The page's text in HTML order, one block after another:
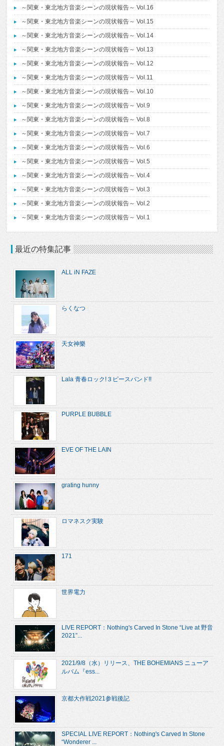
～関東・東北地方音楽シーンの現状報告～ Vol.16
～関東・東北地方音楽シーンの現状報告～ Vol.15
～関東・東北地方音楽シーンの現状報告～ Vol.14
～関東・東北地方音楽シーンの現状報告～ Vol.13
～関東・東北地方音楽シーンの現状報告～ Vol.12
～関東・東北地方音楽シーンの現状報告～ Vol.11
～関東・東北地方音楽シーンの現状報告～ Vol.10
～関東・東北地方音楽シーンの現状報告～ Vol.9
～関東・東北地方音楽シーンの現状報告～ Vol.8
～関東・東北地方音楽シーンの現状報告～ Vol.7
～関東・東北地方音楽シーンの現状報告～ Vol.6
～関東・東北地方音楽シーンの現状報告～ Vol.5
～関東・東北地方音楽シーンの現状報告～ Vol.4
～関東・東北地方音楽シーンの現状報告～ Vol.3
～関東・東北地方音楽シーンの現状報告～ Vol.2
～関東・東北地方音楽シーンの現状報告～ Vol.1
最近の特集記事
ALL iN FAZE
らくなつ
天女神樂
Lala 青春ロック!３ピースバンド!!
PURPLE BUBBLE
EVE OF THE LAIN
grating hunny
ロマネスク実験
171
世界電力
LIVE REPORT：Nothing's Carved In Stone “Live at 野音
2021”...
2021/9/8（水）リリース、THE BOHEMIANS ニューア
ルバム『ess...
京都大作戦2021参戦後記
SPECIAL LIVE REPORT：Nothing's Carved In Stone
“Wonderer ...